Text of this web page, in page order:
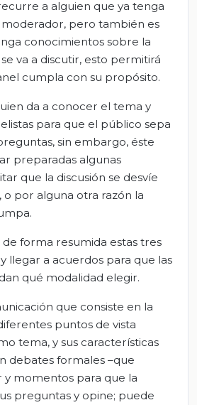
a alguien que ya tenga
pero también es
conocimientos sobre la
va a discutir, esto permitirá
cumpla con su propósito.
da a conocer el tema y
para que el público sepa
sin embargo, éste
preparadas algunas
que la discusión se desvíe
por alguna otra razón la
forma resumida estas tres
llegar a acuerdos para que las
qué modalidad elegir.
que consiste en la
puntos de vista
tema, y sus características
debates formales –que
y momentos para que la
preguntas y opine; puede